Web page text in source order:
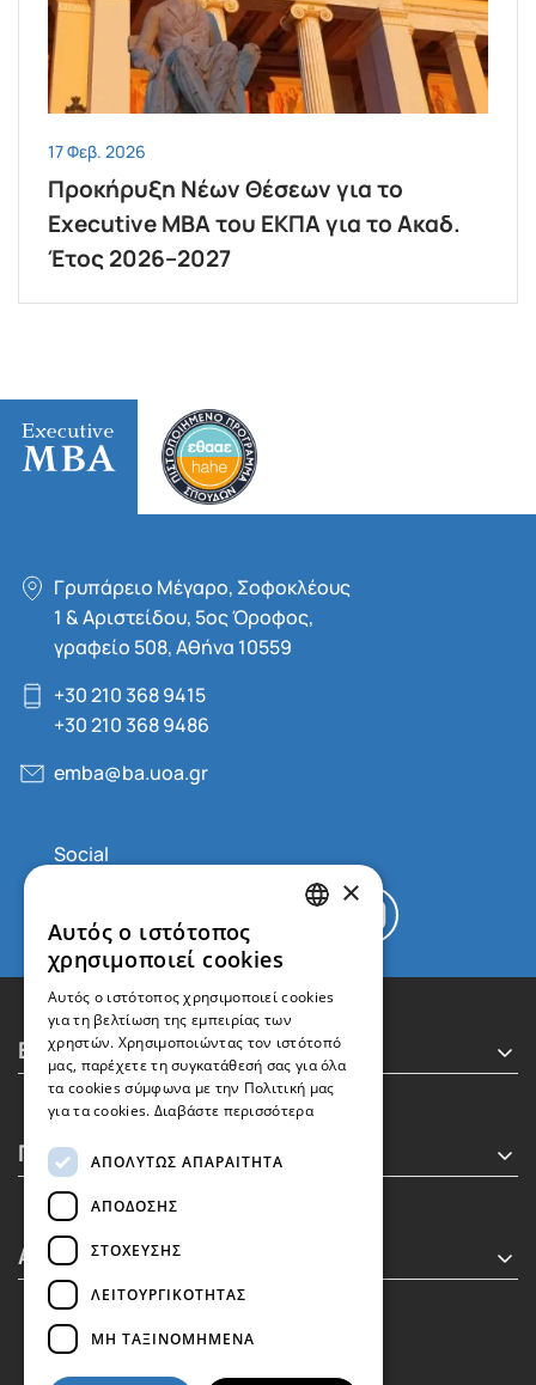
17 Φεβ. 2026
Προκήρυξη Νέων Θέσεων για το
Executive MBA του ΕΚΠΑ για το Ακαδ.
Έτος 2026–2027
Γρυπάρειο Μέγαρο, Σοφοκλέους
1 & Αριστείδου, 5oς Όροφος,
γραφείο 508, Αθήνα 10559
+30 210 368 9415
+30 210 368 9486
emba@ba.uoa.gr
Executive MBA
Πληροφορίες
Απόφοιτοι
×
Αυτός ο ιστότοπος
χρησιμοποιεί cookies
Αυτός ο ιστότοπος χρησιμοποιεί cookies
για τη βελτίωση της εμπειρίας των
χρηστών. Χρησιμοποιώντας τον ιστότοπό
μας, παρέχετε τη συγκατάθεσή σας για όλα
τα cookies σύμφωνα με την Πολιτική μας
για τα cookies. Διαβάστε περισσότερα
ΑΠΟΛΎΤΩΣ ΑΠΑΡΑΊΤΗΤΑ
ΑΠΌΔΟΣΗΣ
ΣΤΌΧΕΥΣΗΣ
ΛΕΙΤΟΥΡΓΙΚΌΤΗΤΑΣ
ΜΗ ΤΑΞΙΝΟΜΗΜΈΝΑ